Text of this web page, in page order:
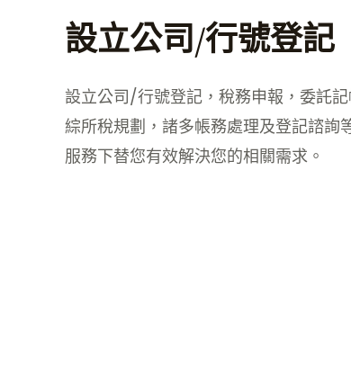
設立公司/行號登記
設立公司/行號登記，稅務申報，委託
綜所稅規劃，諸多帳務處理及登記諮詢
服務下替您有效解決您的相關需求。